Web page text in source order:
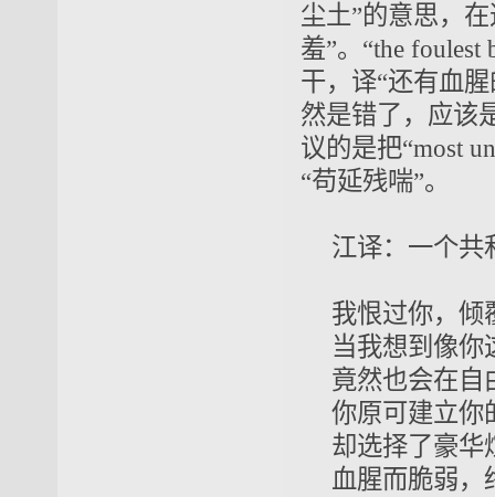
尘土”的意思，
羞”。“the
干，译“还有血
然是错了，应该
议的是把“most
“苟延残喘”。
江译：一个共
我恨过你，倾
当我想到像你
竟然也会在自
你原可建立你
却选择了豪
血腥而脆弱，